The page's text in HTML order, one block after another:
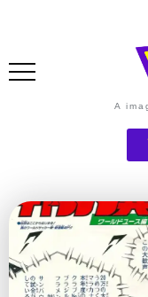
A